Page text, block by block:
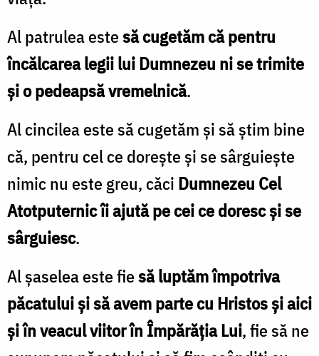
Al patrulea estesă cugetăm că pentru
încălcarea legii lui Dumnezeu ni se trimite
și o pedeapsă vremelnică.
Al cincilea este să cugetăm și să știm bine
că, pentru cel ce dorește și se sârguiește
nimic nu este greu, căci Dumnezeu Cel
Atotputernic îi ajută pe cei ce doresc și se
sârguiesc.
Al șaselea este fiesă luptăm împotriva
păcatului și să avem parte cu Hristos și aici
și în veacul viitor în Împărăția Lui, fie să ne